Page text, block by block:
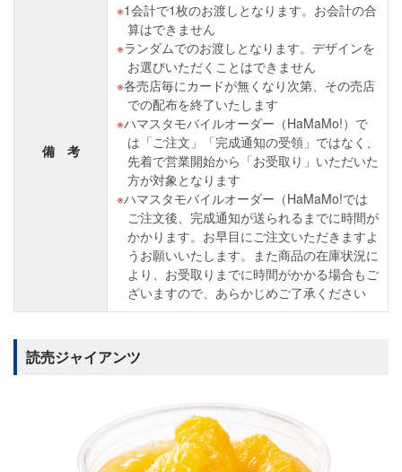
備 考
1会計で1枚のお渡しとなります。お会計の合
算はできません
ランダムでのお渡しとなります。デザインを
お選びいただくことはできません
各売店毎にカードが無くなり次第、その売店
での配布を終了いたします
ハマスタモバイルオーダー（HaMaMo!）で
は「ご注文」「完成通知の受領」ではなく、
先着で営業開始から「お受取り」いただいた
方が対象となります
ハマスタモバイルオーダー（HaMaMo!では
ご注文後、完成通知が送られるまでに時間が
かかります。お早目にご注文いただきますよ
うお願いいたします。また商品の在庫状況に
より、お受取りまでに時間がかかる場合もご
ざいますので、あらかじめご了承ください
読売ジャイアンツ